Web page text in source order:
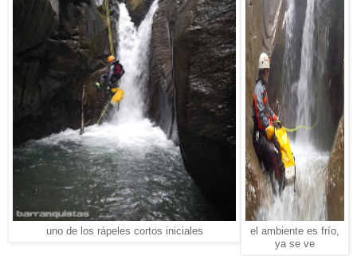
uno de los rápeles cortos iniciales
el ambiente es frío,
ya se ve